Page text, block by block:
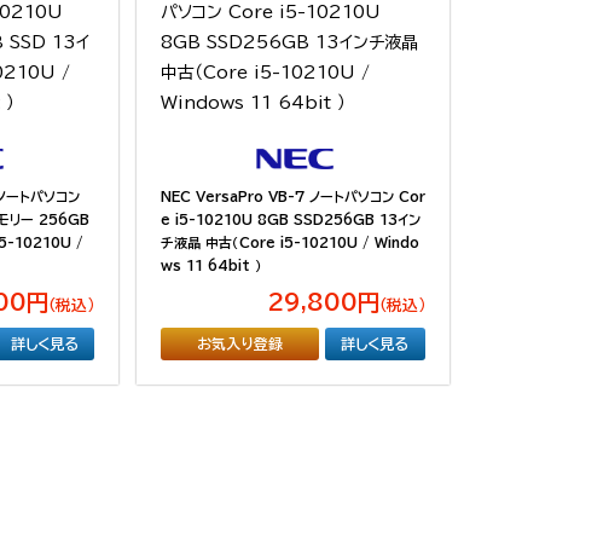
トパソコン
リー 256GB
i5-10210U /
円 （税込）
詳しく見る
NEC VersaPro VB-7 ノートパソコン Cor
e i5-10210U 8GB SSD256GB 13イン
チ液晶 中古（Core i5-10210U / Windo
ws 11 64bit ）
29,800円 （税込）
お気入り登録 詳しく見る